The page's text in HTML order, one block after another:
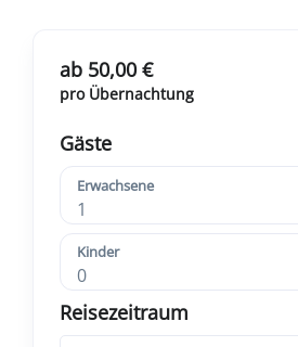
ab 50,00 €
pro Übernachtung
Gäste
Erwachsene
1
Kinder
0
Reisezeitraum